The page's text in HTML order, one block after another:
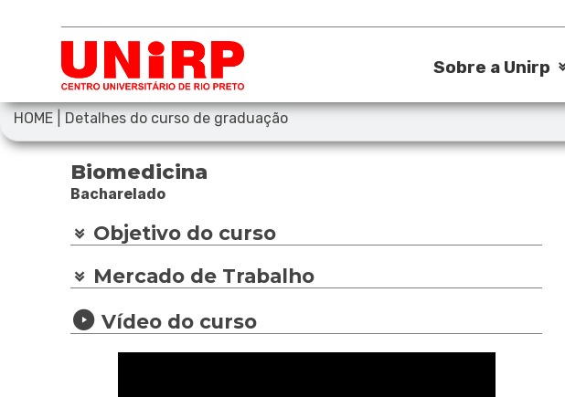
Sobre a Unirp
HOME Detalhes do curso de graduação
Biomedicina
Bacharelado
Objetivo do curso
Mercado de Trabalho
Vídeo do curso